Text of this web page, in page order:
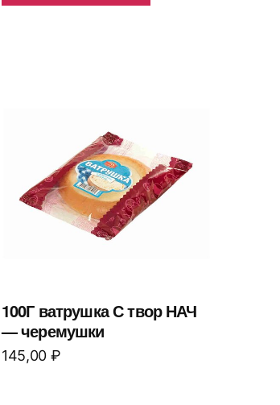
100Г ватрушка С твор НАЧ
— черемушки
145,00 ₽